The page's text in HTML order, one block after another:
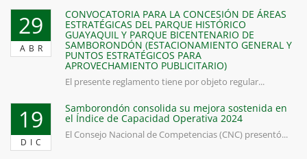
29
ABR
CONVOCATORIA PARA LA CONCESIÓN DE ÁREAS
ESTRATÉGICAS DEL PARQUE HISTÓRICO
GUAYAQUIL Y PARQUE BICENTENARIO DE
SAMBORONDÓN (ESTACIONAMIENTO GENERAL Y
PUNTOS ESTRATÉGICOS PARA
APROVECHAMIENTO PUBLICITARIO)
El presente reglamento tiene por objeto regular...
19
DIC
Samborondón consolida su mejora sostenida en
el Índice de Capacidad Operativa 2024
El Consejo Nacional de Competencias (CNC) presentó...